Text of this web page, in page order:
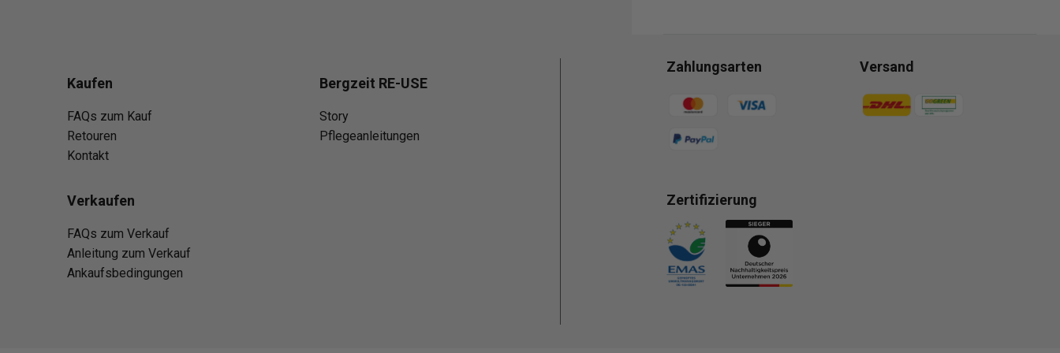
Kaufen
FAQs zum Kauf
Retouren
Kontakt
Bergzeit RE-USE
Story
Pflegeanleitungen
Verkaufen
FAQs zum Verkauf
Anleitung zum Verkauf
Ankaufsbedingungen
Zahlungsarten
Zahlungsmethoden
Versand
Zahlungsmethoden
Zertifizierung
Zahlungsmethoden